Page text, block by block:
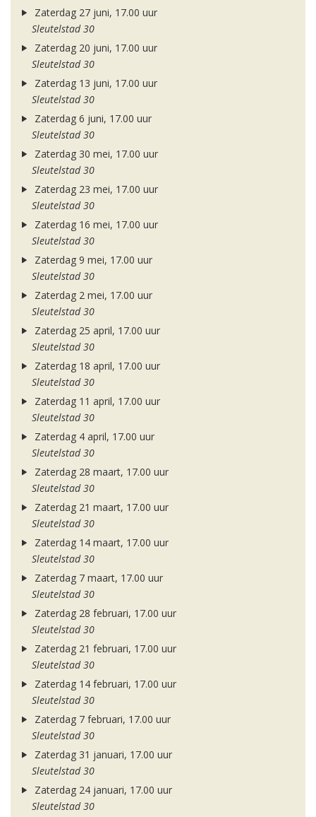
Zaterdag 27 juni, 17.00 uur
Sleutelstad 30
Zaterdag 20 juni, 17.00 uur
Sleutelstad 30
Zaterdag 13 juni, 17.00 uur
Sleutelstad 30
Zaterdag 6 juni, 17.00 uur
Sleutelstad 30
Zaterdag 30 mei, 17.00 uur
Sleutelstad 30
Zaterdag 23 mei, 17.00 uur
Sleutelstad 30
Zaterdag 16 mei, 17.00 uur
Sleutelstad 30
Zaterdag 9 mei, 17.00 uur
Sleutelstad 30
Zaterdag 2 mei, 17.00 uur
Sleutelstad 30
Zaterdag 25 april, 17.00 uur
Sleutelstad 30
Zaterdag 18 april, 17.00 uur
Sleutelstad 30
Zaterdag 11 april, 17.00 uur
Sleutelstad 30
Zaterdag 4 april, 17.00 uur
Sleutelstad 30
Zaterdag 28 maart, 17.00 uur
Sleutelstad 30
Zaterdag 21 maart, 17.00 uur
Sleutelstad 30
Zaterdag 14 maart, 17.00 uur
Sleutelstad 30
Zaterdag 7 maart, 17.00 uur
Sleutelstad 30
Zaterdag 28 februari, 17.00 uur
Sleutelstad 30
Zaterdag 21 februari, 17.00 uur
Sleutelstad 30
Zaterdag 14 februari, 17.00 uur
Sleutelstad 30
Zaterdag 7 februari, 17.00 uur
Sleutelstad 30
Zaterdag 31 januari, 17.00 uur
Sleutelstad 30
Zaterdag 24 januari, 17.00 uur
Sleutelstad 30